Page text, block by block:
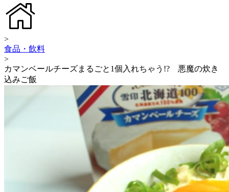
>
食品・飲料
>
カマンベールチーズまるごと1個入れちゃう!? 悪魔の炊き
込みご飯